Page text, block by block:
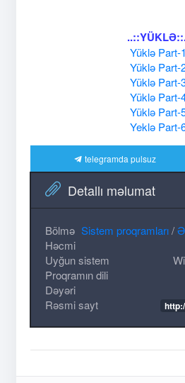
Yüklə Part-1
Yüklə Part-
Yüklə Part-
Yüklə Part-
Yüklə Part-
Yeklə Part-
telegramda pulsuz
Detallı məlumat
Bölmə Sistem proqramları/
Həcmi
Uyğun sistem
Proqramın dili
Dəyəri
Rəsmi sayt